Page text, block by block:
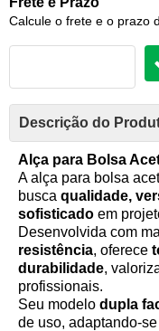
Calcule o frete e o prazo
Descrição do
Alça para Bolsa
A alça para bolsa
busca qualidade,
sofisticado em
Desenvolvida com
resistência, oferece
durabilidade,
profissionais.
Seu modelo dupla
de uso, adaptando-